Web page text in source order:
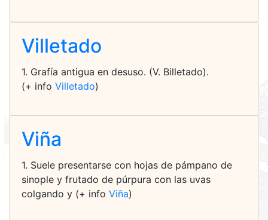
Villetado
1. Grafía antigua en desuso. (V. Billetado).
(+ info Villetado)
Viña
1. Suele presentarse con hojas de pámpano de
sinople y frutado de púrpura con las uvas
colgando y (+ info Viña)